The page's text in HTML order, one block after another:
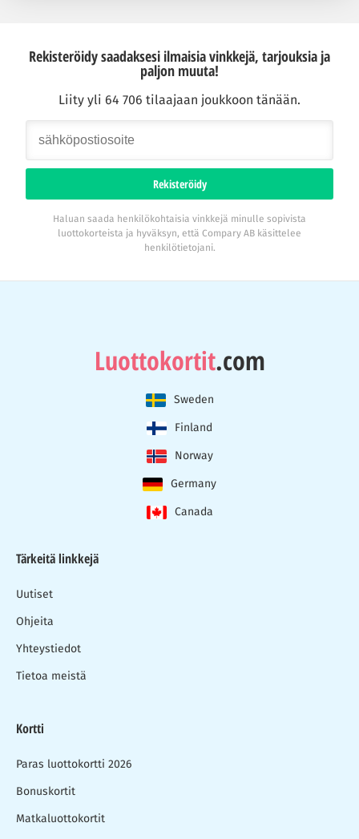
Rekisteröidy saadaksesi ilmaisia vinkkejä, tarjouksia ja
paljon muuta!
Liity yli 64 706 tilaajaan joukkoon tänään.
Rekisteröidy
Haluan saada henkilökohtaisia vinkkejä minulle sopivista
luottokorteista ja hyväksyn, että Compary AB käsittelee
henkilötietojani.
Luottokortit.com
Sweden
Finland
Norway
Germany
Canada
Tärkeitä linkkejä
Uutiset
Ohjeita
Yhteystiedot
Tietoa meistä
Kortti
Paras luottokortti 2026
Bonuskortit
Matkaluottokortit